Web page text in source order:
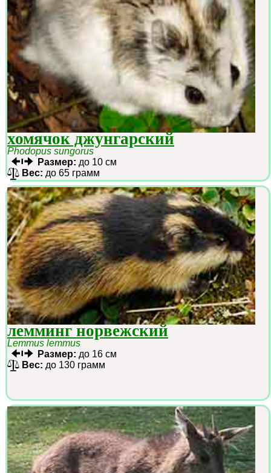
хомячок джунгарский
Phodopus sungorus
Размер: до 10 см
Вес: до 65 грамм
лемминг норвежский
Lemmus lemmus
Размер: до 16 см
Вес: до 130 грамм